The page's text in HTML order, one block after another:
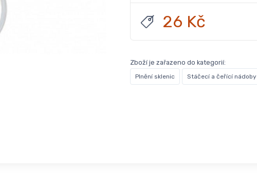
26 Kč
Zboží je zařazeno do kategorií:
Plnění sklenic Stáčecí a čeřící nádoby